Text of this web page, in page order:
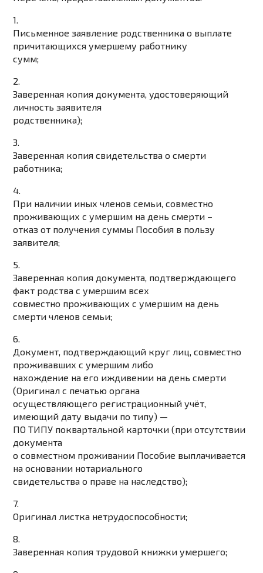
1.
Письменное заявление родственника о выплате
причитающихся умершему работнику
сумм;
2.
Заверенная копия документа, удостоверяющий
личность заявителя
родственника);
3.
Заверенная копия свидетельства о смерти
работника;
4.
При наличии иных членов семьи, совместно
проживающих с умершим на день смерти –
отказ от получения суммы Пособия в пользу
заявителя;
5.
Заверенная копия документа, подтверждающего
факт родства с умершим всех
совместно проживающих с умершим на день
смерти членов семьи;
6.
Документ, подтверждающий круг лиц, совместно
проживавших с умершим либо
нахождение на его иждивении на день смерти
(Оригинал с печатью органа
осуществляющего регистрационный учёт,
имеющий дату выдачи по типу) —
ПО ТИПУ поквартальной карточки (при отсутствии
документа
о совместном проживании Пособие выплачивается
на основании нотариального
свидетельства о праве на наследство);
7.
Оригинал листка нетрудоспособности;
8.
Заверенная копия трудовой книжки умершего;